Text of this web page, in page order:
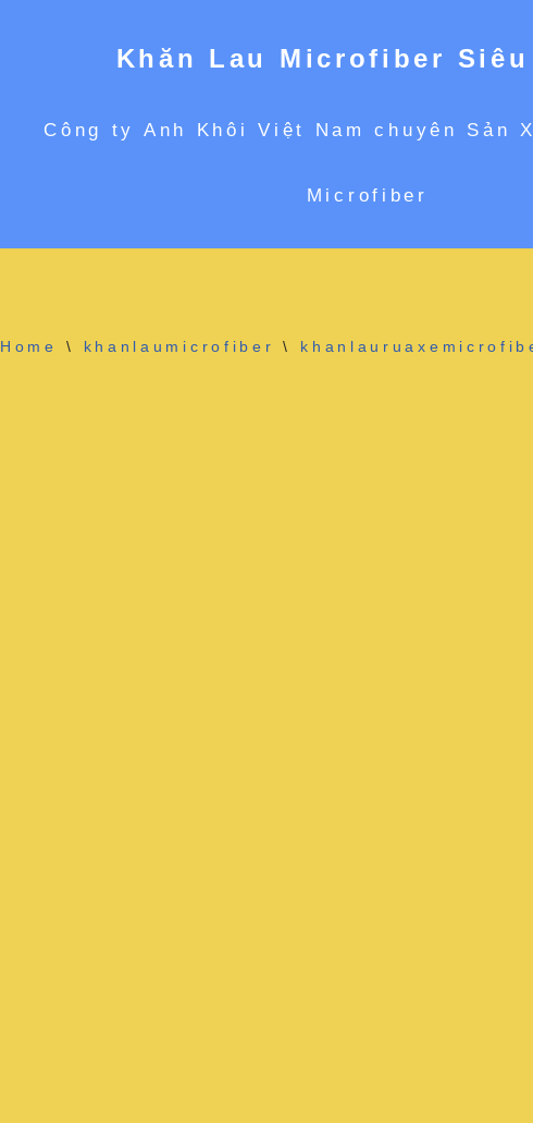
tới
Khăn Lau Microfiber Siêu
Công ty Anh Khôi Việt Nam chuyên Sản
Microfiber
Home \ khanlaumicrofiber \